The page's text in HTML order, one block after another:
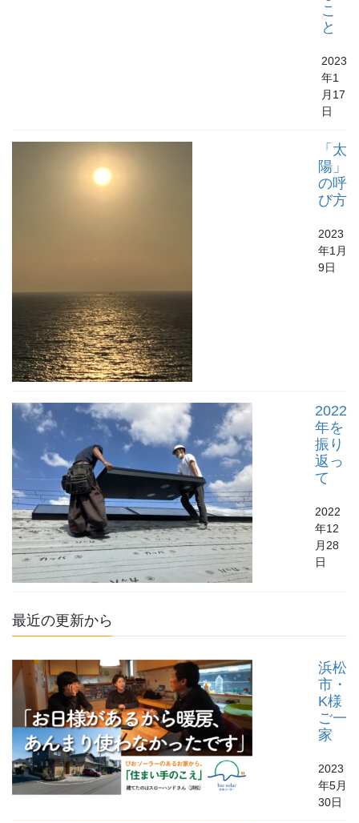
こ
と
2023
年1
月17
日
「太
陽」
の呼
び方
2023
年1月
9日
2022
年を
振り
返っ
て
2022
年12
月28
日
最近の更新から
浜松
市・
K様
ご一
家
2023
年5月
30日